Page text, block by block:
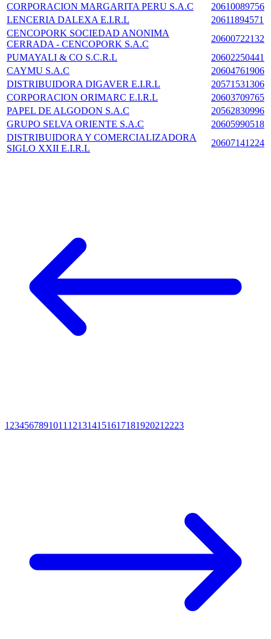
CORPORACION MARGARITA PERU S.A.C
20610089756
LENCERIA DALEXA E.I.R.L
20611894571
CENCOPORK SOCIEDAD ANONIMA
CERRADA - CENCOPORK S.A.C
20600722132
PUMAYALI & CO S.C.R.L
20602250441
CAYMU S.A.C
20604761906
DISTRIBUIDORA DIGAVER E.I.R.L
20571531306
CORPORACION ORIMARC E.I.R.L
20603709765
PAPEL DE ALGODON S.A.C
20562830996
GRUPO SELVA ORIENTE S.A.C
20605990518
DISTRIBUIDORA Y COMERCIALIZADORA
SIGLO XXII E.I.R.L
20607141224
1 234567891011 12131415161718192021 2223